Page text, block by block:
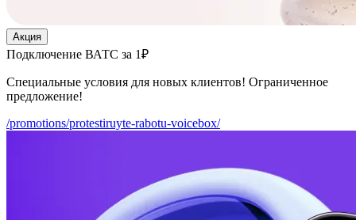
Акция
Подключение ВАТС за 1₽
Специальные условия для новых клиентов! Ограниченное
предложение!
/promotions/protestiruyte-rabotu-voicebox/